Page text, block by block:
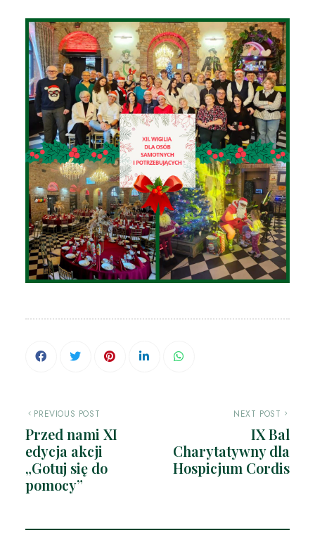
PREVIOUS POST
Przed nami XI
edycja akcji
„Gotuj się do
pomocy”
NEXT POST
IX Bal
Charytatywny dla
Hospicjum Cordis